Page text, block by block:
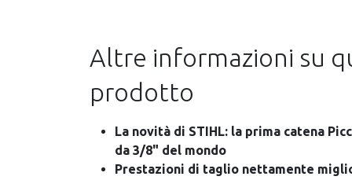
Altre informazioni su
prodotto
La novità di STIHL: la prima catena
da 3/8" del mondo
Prestazioni di taglio nettamente